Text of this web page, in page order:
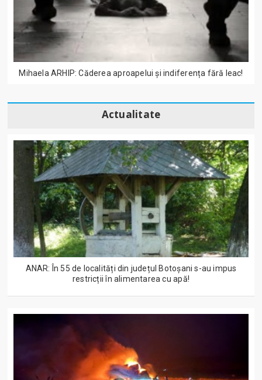
Mihaela ARHIP: Căderea aproapelui și indiferența fără leac!
Actualitate
ANAR: În 55 de localități din județul Botoșani s-au impus
restricții în alimentarea cu apă!